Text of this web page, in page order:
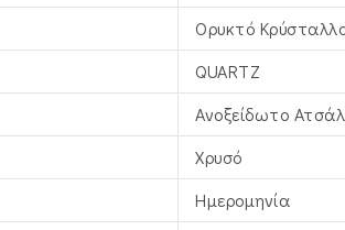
Ορυκτό
QUARTZ
Ανοξείδωτο
Χρυσό
Ημερομηνία